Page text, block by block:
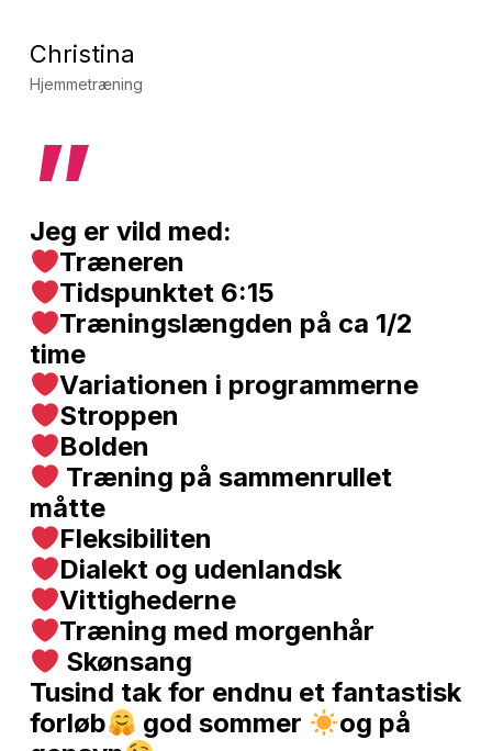
Christina
Hjemmetræning
”
Jeg er vild med:
Træneren
Tidspunktet 6:15
Træningslængden på ca 1/2
time
Variationen i programmerne
Stroppen
Bolden
Træning på sammenrullet
måtte
Fleksibiliten
Dialekt og udenlandsk
Vittighederne
Træning med morgenhår
Skønsang
Tusind tak for endnu et fantastisk
forløb
god sommer
og på